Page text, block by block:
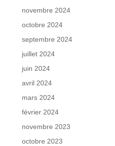
novembre 2024
octobre 2024
septembre 2024
juillet 2024
juin 2024
avril 2024
mars 2024
février 2024
novembre 2023
octobre 2023